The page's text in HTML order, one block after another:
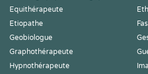
Equithérapeute
Etiopathe
Geobiologue
Graphothérapeute
Hypnothérapeute